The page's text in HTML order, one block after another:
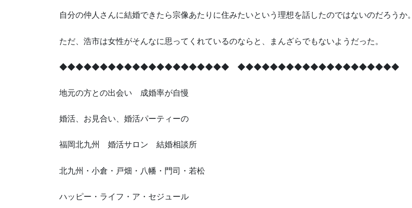
自分の仲人さんに結婚できたら宗像あたりに住みたいという理想を話したのではないのだろうか。
ただ、浩市は女性がそんなに思ってくれているのならと、まんざらでもないようだった。
◆◆◆◆◆◆◆◆◆◆◆◆◆◆◆◆◆◆◆◆◆ ◆◆◆◆◆◆◆◆◆◆◆◆◆◆◆◆◆◆◆◆
地元の方との出会い 成婚率が自慢
婚活、お見合い、婚活パーティーの
福岡北九州 婚活サロン 結婚相談所
北九州・小倉・戸畑・八幡・門司・若松
ハッピー・ライフ・ア・セジュール